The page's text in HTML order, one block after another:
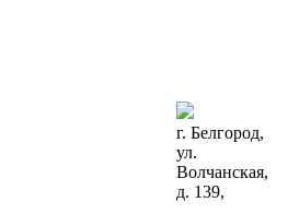
г. Белгород,
ул.
Волчанская,
д. 139,